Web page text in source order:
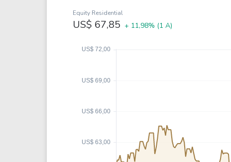
Klabin
Petrobrás
Ver todos
KNCR11
Equity Residential
US$ 67,85 + 11,98% (1 A)